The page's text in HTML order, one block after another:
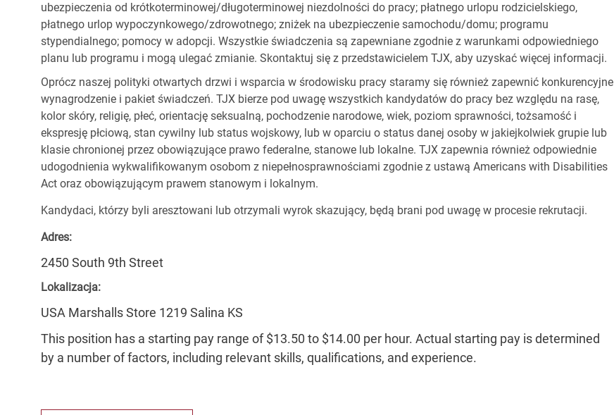
ubezpieczenia od krótkoterminowej/długoterminowej niezdolności do pracy; płatnego urlopu rodzicielskiego,
płatnego urlop wypoczynkowego/zdrowotnego; zniżek na ubezpieczenie samochodu/domu; programu
stypendialnego; pomocy w adopcji. Wszystkie świadczenia są zapewniane zgodnie z warunkami odpowiedniego
planu lub programu i mogą ulegać zmianie. Skontaktuj się z przedstawicielem TJX, aby uzyskać więcej informacji.
Oprócz naszej polityki otwartych drzwi i wsparcia w środowisku pracy staramy się również zapewnić konkurencyjne
wynagrodzenie i pakiet świadczeń. TJX bierze pod uwagę wszystkich kandydatów do pracy bez względu na rasę,
kolor skóry, religię, płeć, orientację seksualną, pochodzenie narodowe, wiek, poziom sprawności, tożsamość i
ekspresję płciową, stan cywilny lub status wojskowy, lub w oparciu o status danej osoby w jakiejkolwiek grupie lub
klasie chronionej przez obowiązujące prawo federalne, stanowe lub lokalne. TJX zapewnia również odpowiednie
udogodnienia wykwalifikowanym osobom z niepełnosprawnościami zgodnie z ustawą Americans with Disabilities
Act oraz obowiązującym prawem stanowym i lokalnym.
Kandydaci, którzy byli aresztowani lub otrzymali wyrok skazujący, będą brani pod uwagę w procesie rekrutacji.
Adres:
2450 South 9th Street
Lokalizacja:
USA Marshalls Store 1219 Salina KS
This position has a starting pay range of $13.50 to $14.00 per hour. Actual starting pay is determined
by a number of factors, including relevant skills, qualifications, and experience.